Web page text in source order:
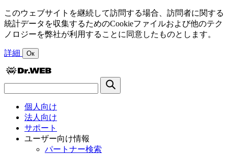
このウェブサイトを継続して訪問する場合、訪問者に関する
統計データを収集するためのCookieファイルおよび他のテク
ノロジーを弊社が利用することに同意したものとします。
詳細 Ок
個人向け
法人向け
サポート
ユーザー向け情報
パートナー検索